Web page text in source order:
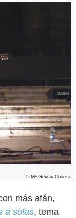
© Mª Gracia Correa
más afán,
a solas, tema